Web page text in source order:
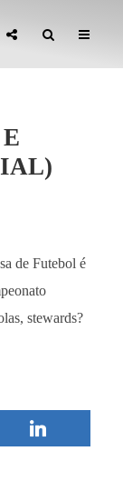
de Futebol é
stewards?